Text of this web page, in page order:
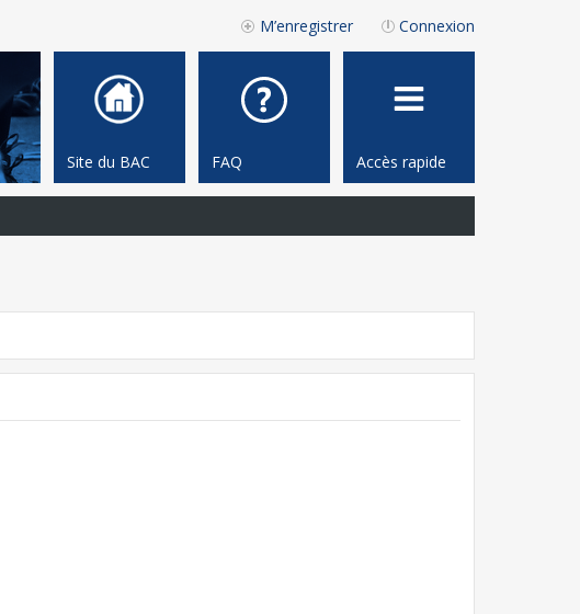
Connexion
M’enregistrer
Accès rapide
FAQ
Site du BAC